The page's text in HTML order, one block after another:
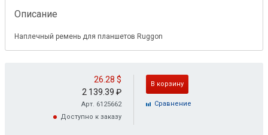
Описание
Наплечный ремень для планшетов Ruggon
26.28 $
2 139.39 ₽
Арт. 6125662
Доступно к заказу
В корзину
Cравнение